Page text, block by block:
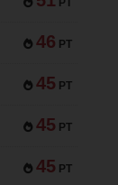
PT
46 PT
45 PT
45 PT
45 PT